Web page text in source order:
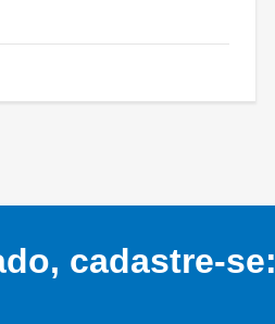
cadastre-se: